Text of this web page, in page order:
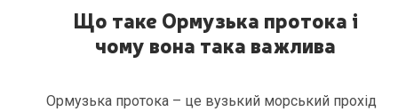
Що таке Ормузька протока і
чому вона така важлива
Ормузька протока – це вузький морський прохід